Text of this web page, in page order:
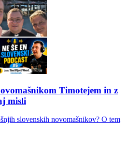
Timotejem in z
misli
slovenskih novomašnikov? O tem